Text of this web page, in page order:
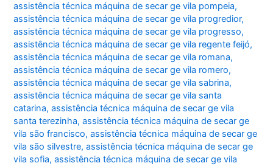
assistência técnica máquina de secar ge vila pompeia,
assistência técnica máquina de secar ge vila progredior,
assistência técnica máquina de secar ge vila progresso,
assistência técnica máquina de secar ge vila regente feijó,
assistência técnica máquina de secar ge vila romana,
assistência técnica máquina de secar ge vila romero,
assistência técnica máquina de secar ge vila sabrina,
assistência técnica máquina de secar ge vila santa
catarina,assistência técnica máquina de secar ge vila
santa terezinha,assistência técnica máquina de secar ge
vila são francisco,assistência técnica máquina de secar ge
vila são silvestre,assistência técnica máquina de secar ge
vila sofia,assistência técnica máquina de secar ge vila